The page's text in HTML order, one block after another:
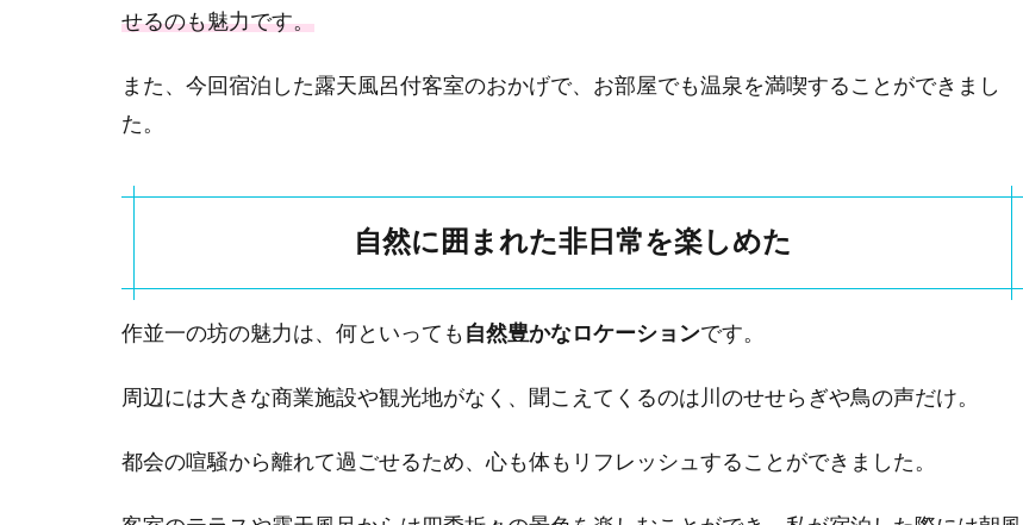
2.2
駅か
バス
報
作
一
坊
せるのも魅力です。
また、今回宿泊した露天風呂付客室のおかげで、お部屋でも温泉を満喫することができまし
た。
自然に囲まれた非日常を楽しめた
作並一の坊の魅力は、何といっても 自然豊かなロケーションです。
周辺には大きな商業施設や観光地がなく、聞こえてくるのは川のせせらぎや鳥の声だけ。
都会の喧騒から離れて過ごせるため、心も体もリフレッシュすることができました。